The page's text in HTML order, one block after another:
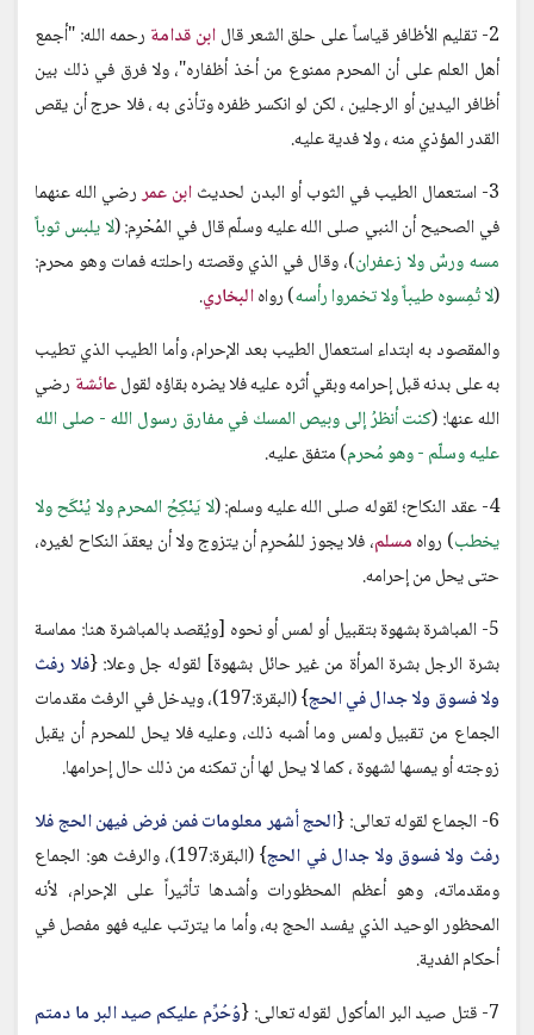
2- تقليم الأظافر قياساً على حلق الشعر قال
ابن قدامة رحمه الله: "أجمع
أهل العلم على أن المحرم ممنوع من أخذ أظفاره"، ولا فرق في ذلك بين
أظافر اليدين أو الرجلين ، لكن لو انكسر ظفره وتأذى به ، فلا حرج أن يقص
القدر المؤذي منه ، ولا فدية عليه.
3- استعمال الطيب في الثوب أو البدن لحديث
ابن عمررضي الله عنهما
في الصحيح أن النبي صلى الله عليه وسلّم قال في المُحْرِم: (لا يلبس ثوباً
مسه ورسٌ ولا زعفران)، وقال في الذي وقصته راحلته فمات وهو محرم:
(لا تُمِسوه طيباً ولا تخمروا رأسه) رواهالبخاري.
والمقصود به ابتداء استعمال الطيب بعد الإحرام، وأما الطيب الذي تطيب
به على بدنه قبل إحرامه وبقي أثره عليه فلا يضره بقاؤه لقولعائشة رضي
الله عنها: (كنت أنظرُ إلى وبيص المسك في مفارق رسول الله - صلى الله
عليه وسلّم - وهو مُحرم) متفق عليه.
4- عقد النكاح؛ لقوله صلى الله عليه وسلم: (
لا يَنْكِحُ المحرم ولا يُنْكَح ولا
يخطب) رواهمسلم، فلا يجوز للمُحرِم أن يتزوج ولا أن يعقدَ النكاح لغيره،
حتى يحل من إحرامه.
5- المباشرة بشهوة بتقبيل أو لمس أو نحوه [ويُقصد بالمباشرة هنا: مماسة
بشرة الرجل بشرة المرأة من غير حائل بشهوة] لقوله جل وعلا: {فلا رفث
ولا فسوق ولا جدال في الحج
} (البقرة:197)، ويدخل في الرفث مقدمات
الجماع من تقبيل ولمس وما أشبه ذلك، وعليه فلا يحل للمحرم أن يقبل
زوجته أو يمسها لشهوة ، كما لا يحل لها أن تمكنه من ذلك حال إحرامها.
6- الجماع لقوله تعالى: {
الحج أشهر معلومات فمن فرض فيهن الحج فلا
رفث ولا فسوق ولا جدال في الحج
} (البقرة:197)، والرفث هو: الجماع
ومقدماته، وهو أعظم المحظورات وأشدها تأثيراً على الإحرام، لأنه
المحظور الوحيد الذي يفسد الحج به، وأما ما يترتب عليه فهو مفصل في
أحكام الفدية.
7- قتل صيد البر المأكول لقوله تعالى: {
وُحُرِّم عليكم صيد البر ما دمتم